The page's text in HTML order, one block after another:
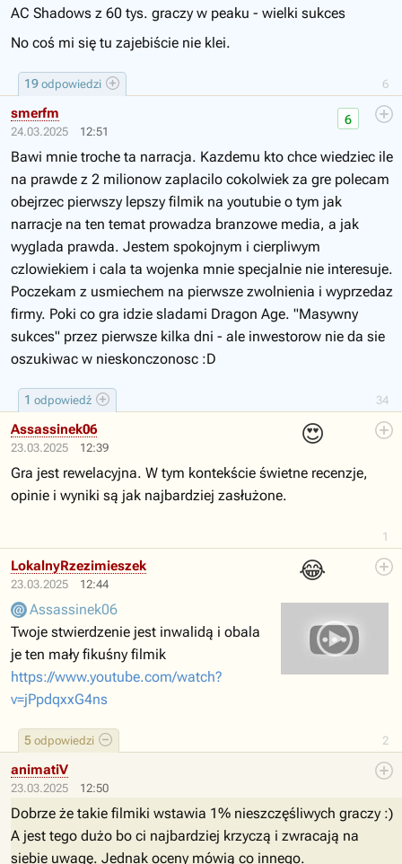
6
19 odpowiedzi
AC Shadows z 60 tys. graczy w peaku - wielki sukces
No coś mi się tu zajebiście nie klei.
24.03.2025 12:51
34
6
1 odpowiedź
smerfm
Bawi mnie troche ta narracja. Kazdemu kto chce wiedziec ile
na prawde z 2 milionow zaplacilo cokolwiek za gre polecam
obejrzec pierwszy lepszy filmik na youtubie o tym jak
narracje na ten temat prowadza branzowe media, a jak
wyglada prawda. Jestem spokojnym i cierpliwym
czlowiekiem i cala ta wojenka mnie specjalnie nie interesuje.
Poczekam z usmiechem na pierwsze zwolnienia i wyprzedaz
firmy. Poki co gra idzie sladami Dragon Age. "Masywny
sukces" przez pierwsze kilka dni - ale inwestorow nie da sie
oszukiwac w nieskonczonosc :D
23.03.2025 12:39
😍
1
Assassinek06
Gra jest rewelacyjna. W tym kontekście świetne recenzje,
opinie i wyniki są jak najbardziej zasłużone.
23.03.2025 12:44
😂
2
5 odpowiedzi
LokalnyRzezimieszek
Assassinek06
Twoje stwierdzenie jest inwalidą i obala
je ten mały fikuśny filmik
https://www.youtube.com/watch?
v=jPpdqxxG4ns
23.03.2025 12:50
animatiV
Dobrze że takie filmiki wstawia 1% nieszczęśliwych graczy :)
A jest tego dużo bo ci najbardziej krzyczą i zwracają na
siebie uwagę. Jednak oceny mówią co innego.